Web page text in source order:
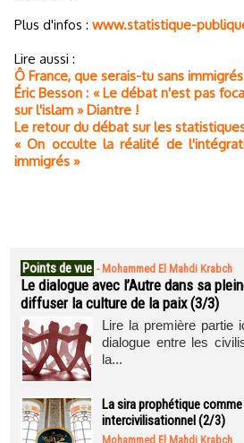
Plus d'infos : www.statistique-
Lire aussi :
Ô France, que serais-tu sans
Éric Besson : « Le débat n'est pas
sur l'islam » Diantre !
Le retour du débat sur les
« On occulte la réalité de
immigrés »
Points de vue - Mohammed El Mahdi Krabch
Le dialogue avec l’Autre dans sa
diffuser la culture de la paix (3/3)
Lire la première partie
dialogue entre les
la...
La sira prophétique
intercivilisationnel (2/3)
Mohammed El Mahdi Krabch